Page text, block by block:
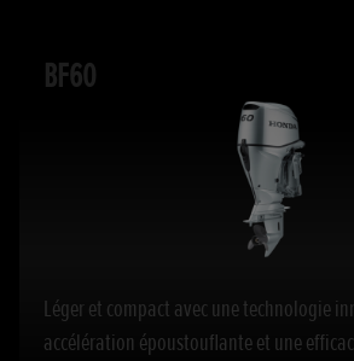
BF60
Léger et compact avec une technologie
accélération époustouflante et une